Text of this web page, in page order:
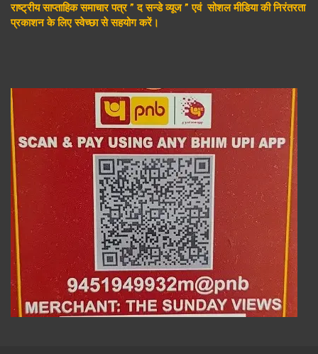
राष्ट्रीय साप्ताहिक समाचार पत्र ” द सन्डे व्यूज ” एवं सोशल मीडिया की निरंतरता
प्रकाशन के लिए स्वेच्छा से सहयोग करें।